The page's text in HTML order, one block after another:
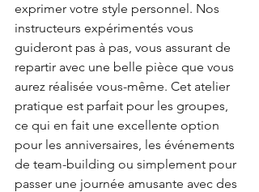
exprimer votre style personnel. Nos
instructeurs expérimentés vous
guideront pas à pas, vous assurant de
repartir avec une belle pièce que vous
aurez réalisée vous-même. Cet atelier
pratique est parfait pour les groupes,
ce qui en fait une excellente option
pour les anniversaires, les événements
de team-building ou simplement pour
passer une journée amusante avec des